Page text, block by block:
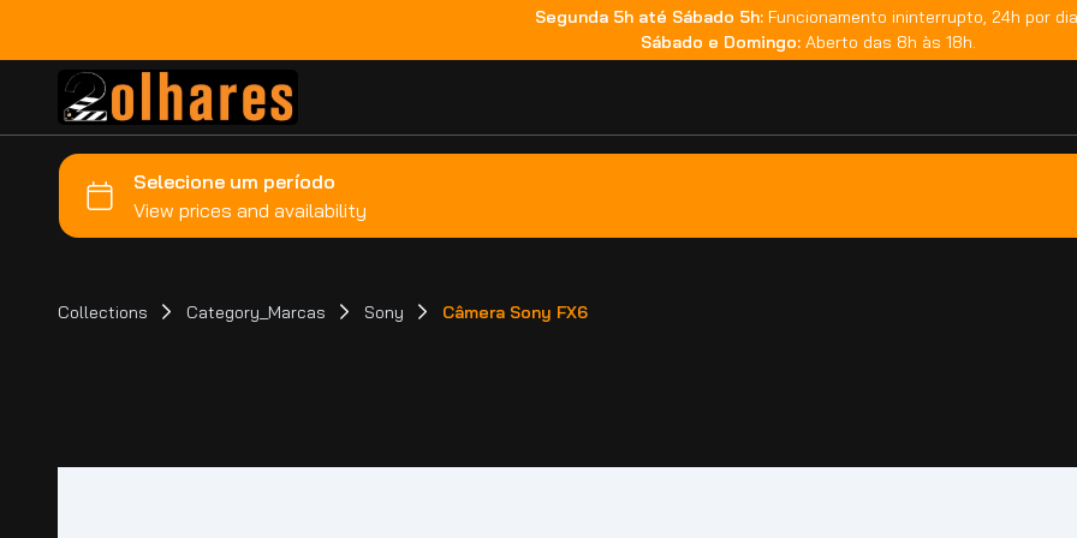
Segunda 5h até Sábado 5h: Funcionamento ininterrupto, 24h por
Sábado e Domingo: Aberto das 8h às 18h.
Collections Category_Marcas Sony Câmera Sony FX6